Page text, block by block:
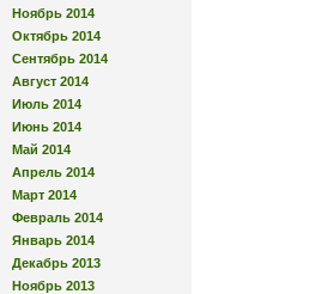
Ноябрь 2014
Октябрь 2014
Сентябрь 2014
Август 2014
Июль 2014
Июнь 2014
Май 2014
Апрель 2014
Март 2014
Февраль 2014
Январь 2014
Декабрь 2013
Ноябрь 2013